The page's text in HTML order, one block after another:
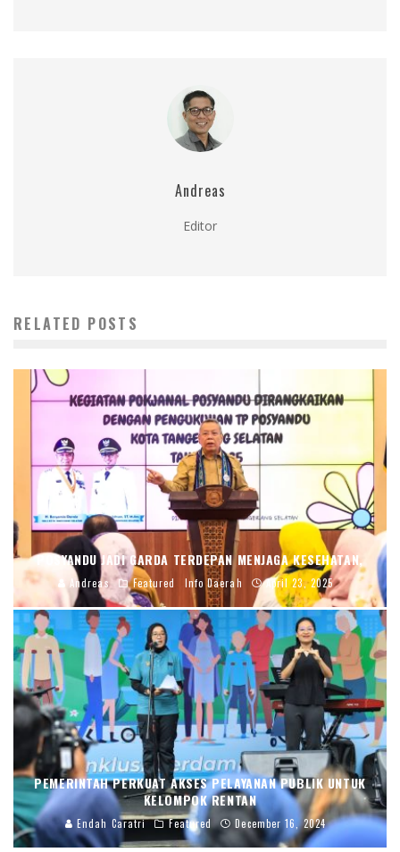
Andreas
Editor
RELATED POSTS
POSYANDU JADI GARDA TERDEPAN MENJAGA KESEHATAN,
Andreas Featured Info Daerah April 23, 2025
PEMERINTAH PERKUAT AKSES PELAYANAN PUBLIK UNTUK
KELOMPOK RENTAN
Endah Caratri Featured December 16, 2024